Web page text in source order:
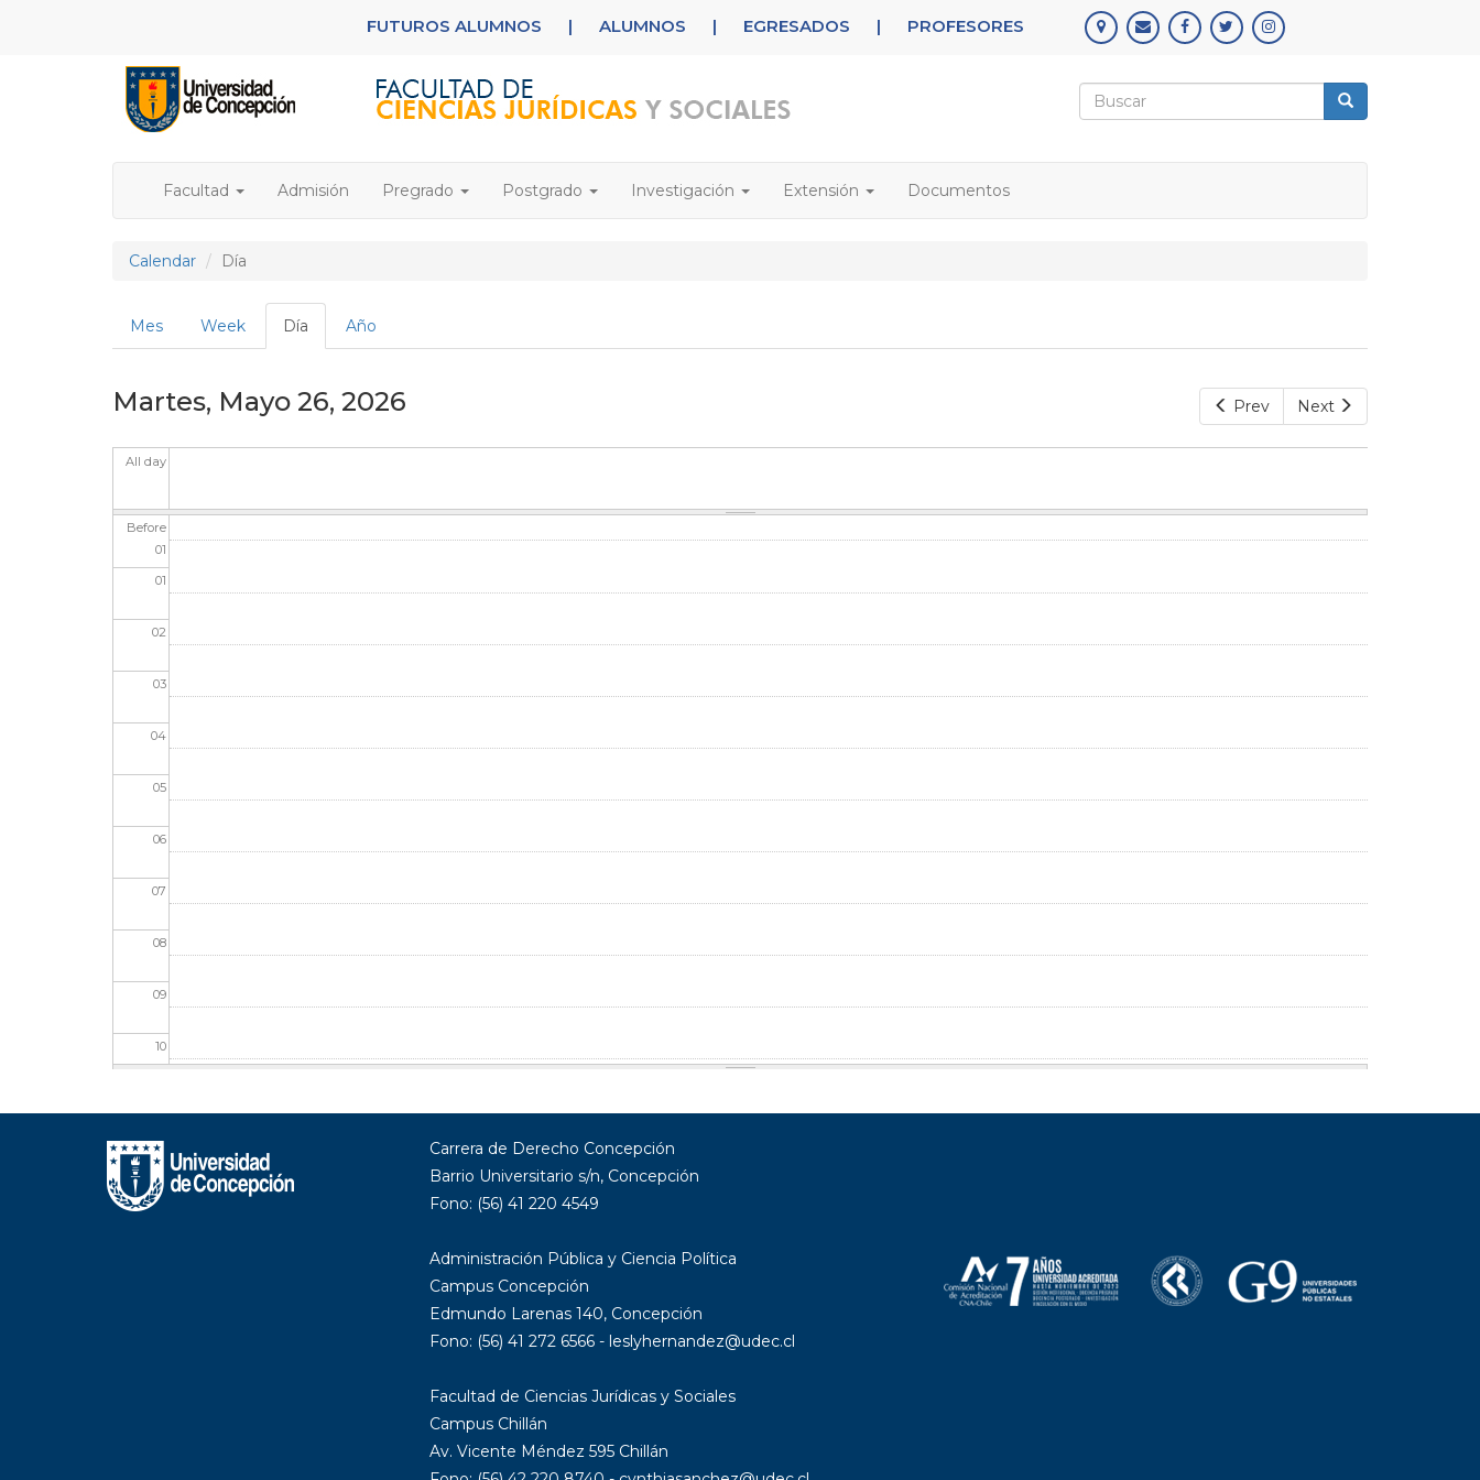
FUTUROS ALUMNOS | ALUMNOS | EGRESADOS | PROFESORES
Formulario
búsqueda
Facultad Admisión Pregrado Postgrado Investigación Extensión Documentos
Calendar Día
Solapas
principales
Mes Week Día (solapa
activa)
Año
Prev Next
Martes, Mayo 26, 2026
All day
Before
01
01
02
03
04
05
06
07
08
09
10
12
13
Carrera de Derecho Concepción
Barrio Universitario s/n, Concepción
Fono: (56) 41 220 4549
Administración Pública y Ciencia Política
Campus Concepción
Edmundo Larenas 140, Concepción
Fono: (56) 41 272 6566 - leslyhernandez@udec.cl
Facultad de Ciencias Jurídicas y Sociales
Campus Chillán
Av. Vicente Méndez 595 Chillán